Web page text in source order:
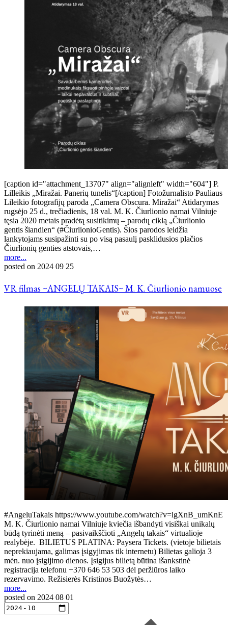
[caption id="attachment_13707" align="alignleft" width="604"] P.
Lilleikis „Miražai. Panerių tunelis“[/caption] Fotožurnalisto Pauliaus
Lileikio fotografijų paroda „Camera Obscura. Miražai“ Atidarymas
rugsėjo 25 d., trečiadienis, 18 val. M. K. Čiurlionio namai Vilniuje
tęsia 2020 metais pradėtą susitikimų – parodų ciklą „Čiurlionio
gentis šiandien“ (#ČiurlionioGentis). Šios parodos leidžia
lankytojams susipažinti su po visą pasaulį pasklidusios plačios
Čiurlionių genties atstovais,…
more...
posted on 2024 09 25
VR filmas ~ANGELŲ TAKAIS~ M. K. Čiurlionio namuose
#AngeluTakais https://www.youtube.com/watch?v=lgXnB_umKnE
M. K. Čiurlionio namai Vilniuje kviečia išbandyti visiškai unikalų
būdą tyrinėti meną – pasivaikščioti „Angelų takais“ virtualioje
realybėje. BILIETUS PLATINA: Paysera Tickets. (vietoje bilietais
neprekiaujama, galimas įsigyjimas tik internetu) Bilietas galioja 3
mėn. nuo įsigijimo dienos. Įsigijus bilietą būtina išankstinė
registracija telefonu +370 646 53 503 dėl peržiūros laiko
rezervavimo. Režisierės Kristinos Buožytės…
more...
posted on 2024 08 01